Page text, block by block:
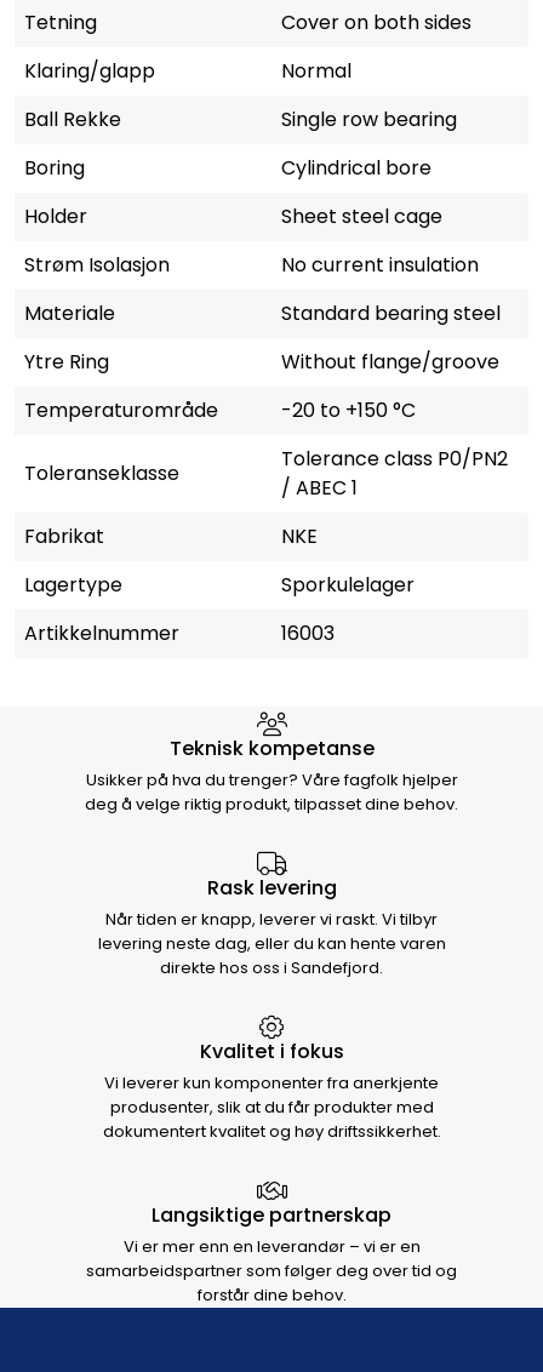
Tetning
Cover on both sides
Klaring/glapp
Normal
Ball Rekke
Single row bearing
Boring
Cylindrical bore
Holder
Sheet steel cage
Strøm Isolasjon
No current insulation
Materiale
Standard bearing steel
Ytre Ring
Without flange/groove
Temperaturområde
-20 to +150 °C
Toleranseklasse
Tolerance class P0/PN2
/ ABEC 1
Fabrikat
NKE
Lagertype
Sporkulelager
Artikkelnummer
16003
Hvorfor velge Storm Halvorsen
Teknisk kompetanse
Usikker på hva du trenger? Våre fagfolk hjelper
deg å velge riktig produkt, tilpasset dine behov.
Rask levering
Når tiden er knapp, leverer vi raskt. Vi tilbyr
levering neste dag, eller du kan hente varen
direkte hos oss i Sandefjord.
Kvalitet i fokus
Vi leverer kun komponenter fra anerkjente
produsenter, slik at du får produkter med
dokumentert kvalitet og høy driftssikkerhet.
Langsiktige partnerskap
Vi er mer enn en leverandør – vi er en
samarbeidspartner som følger deg over tid og
forstår dine behov.